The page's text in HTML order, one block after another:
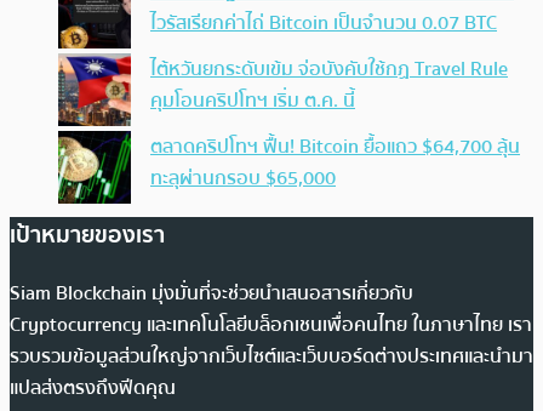
ไวรัสเรียกค่าไถ่ Bitcoin เป็นจำนวน 0.07 BTC
ไต้หวันยกระดับเข้ม จ่อบังคับใช้กฏ Travel Rule
คุมโอนคริปโทฯ เริ่ม ต.ค. นี้
ตลาดคริปโทฯ ฟื้น! Bitcoin ยื้อแถว $64,700 ลุ้น
ทะลุผ่านกรอบ $65,000
เป้าหมายของเรา
Siam Blockchain มุ่งมั่นที่จะช่วยนำเสนอสารเกี่ยวกับ
Cryptocurrency และเทคโนโลยีบล็อกเชนเพื่อคนไทย ในภาษาไทย เรา
รวบรวมข้อมูลส่วนใหญ่จากเว็บไซต์และเว็บบอร์ดต่างประเทศและนำมา
แปลส่งตรงถึงฟีดคุณ